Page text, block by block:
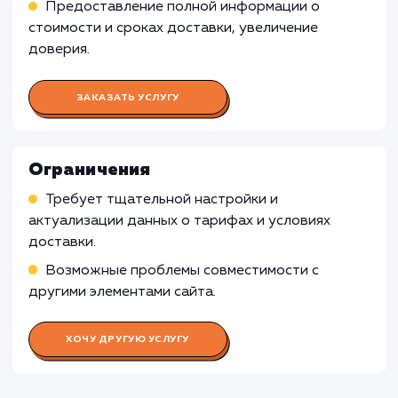
Бизнесы с фиксированной стоимостью
доставки: Если компания предлагает
фиксированную стоимость доставки, не
зависящую от параметров, таких как вес или
удаленность, виджет расчета доставки
Узнать почему
Раскладываем
услугу на пиксели